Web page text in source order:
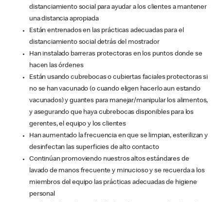
distanciamiento social para ayudar a los clientes a mantener
una distancia apropiada
Están entrenados en las prácticas adecuadas para el
distanciamiento social detrás del mostrador
Han instalado barreras protectoras en los puntos donde se
hacen las órdenes
Están usando cubrebocas o cubiertas faciales protectoras si
no se han vacunado (o cuando eligen hacerlo aun estando
vacunados) y guantes para manejar/manipular los alimentos,
y asegurando que haya cubrebocas disponibles para los
gerentes, el equipo y los clientes
Han aumentado la frecuencia en que se limpian, esterilizan y
desinfectan las superficies de alto contacto
Continúan promoviendo nuestros altos estándares de
lavado de manos frecuente y minucioso y se recuerda a los
miembros del equipo las prácticas adecuadas de higiene
personal